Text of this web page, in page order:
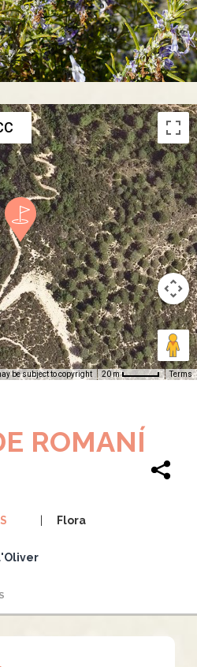
be subject to copyright 20 m Terms
ROMANÍ
Flora